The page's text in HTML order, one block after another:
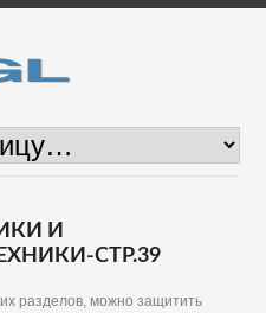
И
СТР.39
разделов, можно защитить